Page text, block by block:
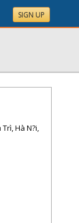
SIGN UP
Hà N?i,